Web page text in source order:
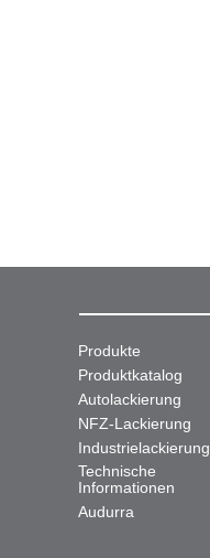
Produkte
Produktkatalog
Autolackierung
NFZ-Lackierung
Industrielackierung
Technische
Informationen
Audurra